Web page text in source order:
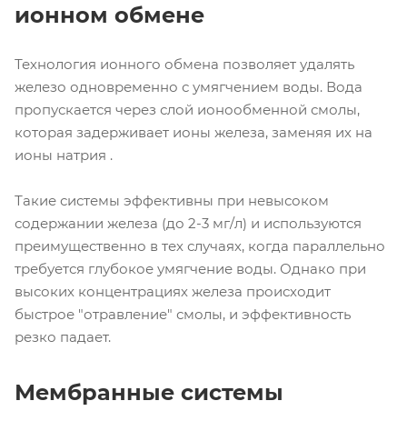
ионном обмене
Технология ионного обмена позволяет удалять
железо одновременно с умягчением воды. Вода
пропускается через слой ионообменной смолы,
которая задерживает ионы железа, заменяя их на
ионы натрия .
Такие системы эффективны при невысоком
содержании железа (до 2-3 мг/л) и используются
преимущественно в тех случаях, когда параллельно
требуется глубокое умягчение воды. Однако при
высоких концентрациях железа происходит
быстрое "отравление" смолы, и эффективность
резко падает.
Мембранные системы